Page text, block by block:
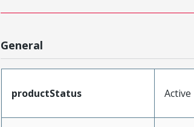
General
productStatus Active